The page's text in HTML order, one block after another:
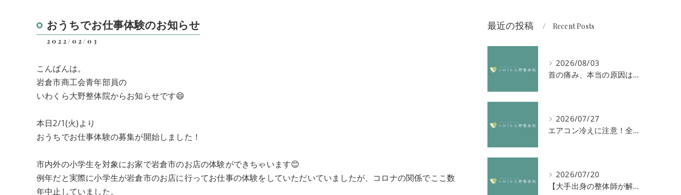
おうちでお仕事体験のお知らせ
2022/02/03
こんばんは。
岩倉市商工会青年部員の
いわくら大野整体院からお知らせです😄
本日2/1(火)より
おうちでお仕事体験の募集が開始しました！
市内外の小学生を対象にお家で岩倉市のお店の体験ができちゃいます😊
例年だと実際に小学生が岩倉市のお店に行ってお仕事の体験をしていただいていましたが、コロナの関係でここ数
年中止していました。
最近の投稿 Recent Posts
2026/08/03
首の痛み、本当の原因は「首」ではないかもしれません
2026/07/27
エアコン冷えに注意！全身の倦怠感や首肩凝りを解消する方法
2026/07/20
【大手出身の整体師が解説】なぜ「強揉み」は体に良くないのか？